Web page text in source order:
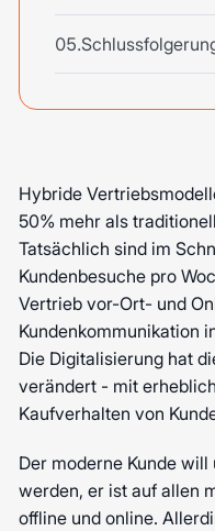
Hybride
50% mehr als
Tatsächlich sind im
Kundenbesuche pro
Vertrieb vor-Ort- und
Kundenkommunikation
Die Digitalisierung hat
verändert - mit
Kaufverhalten von
Der moderne Kunde
werden, er ist auf allen
offline und online.